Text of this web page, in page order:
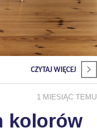
CZYTAJ WIĘCEJ
1 MIESIĄC TEMU
kolorów